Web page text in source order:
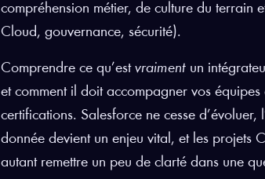
compréhension métier, de culture du terrain
Cloud, gouvernance, sécurité).
Comprendre ce qu’est vraimentun
et comment il doit accompagner vos
certifications. Salesforce ne cesse
donnée devient un enjeu vital, et les projets
autant remettre un peu de clarté dans une